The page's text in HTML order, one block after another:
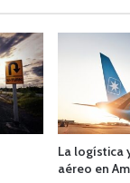
La logística
aéreo en